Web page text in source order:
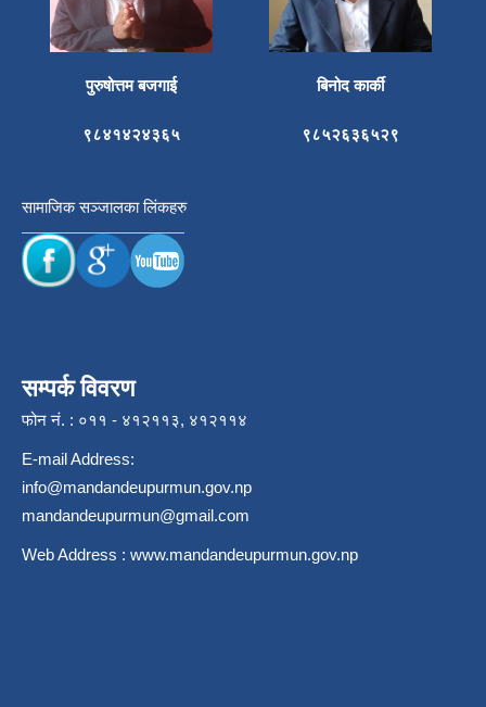
पुरुषोत्तम बजगाई बिनोद कार्की
९८४१४२४३६५ ९८५२६३६५२९
सामाजिक सञ्जालका लिंकहरु
सम्पर्क विवरण
फोन नं. : ०११ - ४१२११३, ४१२११४
E-mail Address:
info@mandandeupurmun.gov.np
mandandeupurmun@gmail.com
Web Address : www.mandandeupurmun.gov.np